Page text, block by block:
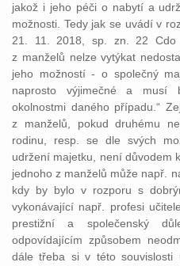
jakož i jeho péči o nabytí a
možnosti. Tedy jak se uvádí v
21. 11. 2018, sp. zn. 22 Cdo
z manželů nelze vytýkat
jeho možností - o společný
naprosto výjimečné a musí
okolnostmi daného případu.“
z manželů, pokud druhému
rodinu, resp. se dle svých
udržení majetku, není důvodem
jednoho z manželů může např.
kdy by bylo v rozporu s
vykonávající např. profesi
prestižní a společenský
odpovídajícím způsobem
dále třeba si v této souvislosti